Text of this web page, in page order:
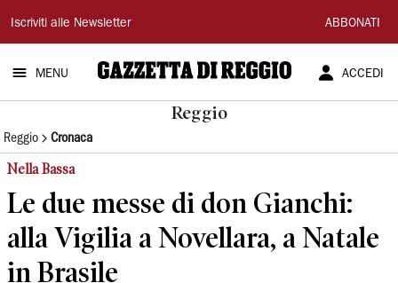
Gazzetta
di
Reggio
Iscriviti alle Newsletter ABBONATI
MENU ACCEDI
Reggio
Reggio Cronaca
Nella Bassa
Le due messe di don Gianchi:
alla Vigilia a Novellara, a Natale
in Brasile